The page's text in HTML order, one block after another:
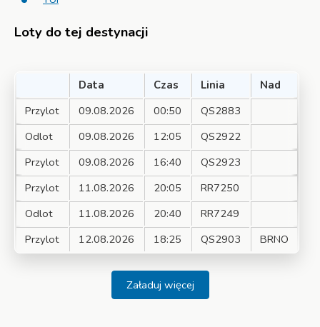
Loty do tej destynacji
Data Czas Linia
Nad
Przylot
09.08.2026 00:50
QS2883
Odlot
09.08.2026 12:05
QS2922
Przylot
09.08.2026 16:40
QS2923
Przylot
11.08.2026 20:05
RR7250
Odlot
11.08.2026 20:40
RR7249
Przylot
12.08.2026 18:25 QS2903 BRNO
Załaduj więcej